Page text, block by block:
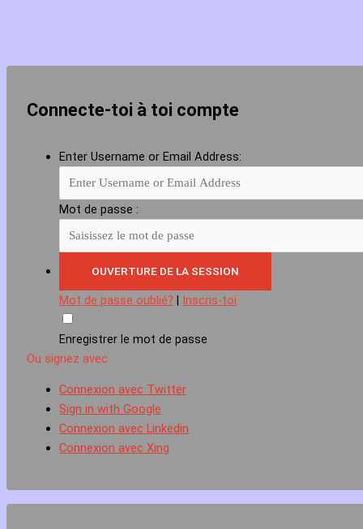
Connecte-toi à toi compte
Enter Username or Email Address:
Mot de passe :
Mot de passe oublié? | Inscris-toi
Enregistrer le mot de passe
Ou signez avec
Connexion avec Twitter
Sign in with Google
Connexion avec Linkedin
Connexion avec Xing